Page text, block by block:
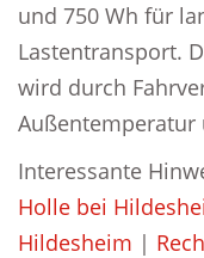
und 750 Wh für
Lastentransport.
wird durch
Außentemperatur
Interessante
Holle bei
Hildesheim |